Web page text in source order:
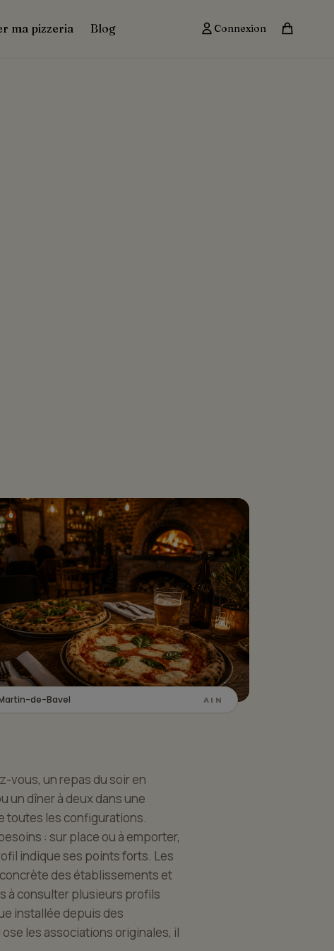
ma pizzeria Blog Connexion
de-Bavel AIN
vous, un repas du soir en
un dîner à deux dans une
toutes les configurations.
: sur place ou à emporter,
indique ses points forts. Les
des établissements et
à consulter plusieurs profils
installée depuis des
les associations originales, il